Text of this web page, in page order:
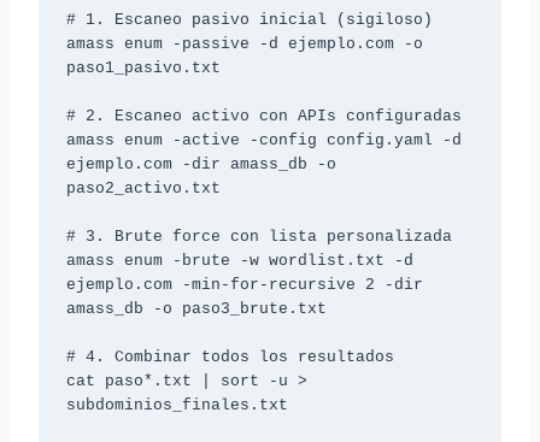
# 1. Escaneo pasivo inicial (sigiloso)
amass enum -passive -d ejemplo.com -o
paso1_pasivo.txt
# 2. Escaneo activo con APIs configuradas
amass enum -active -config config.yaml -d
ejemplo.com -dir amass_db -o
paso2_activo.txt
# 3. Brute force con lista personalizada
amass enum -brute -w wordlist.txt -d
ejemplo.com -min-for-recursive 2 -dir
amass_db -o paso3_brute.txt
# 4. Combinar todos los resultados
cat paso*.txt | sort -u >
subdominios_finales.txt